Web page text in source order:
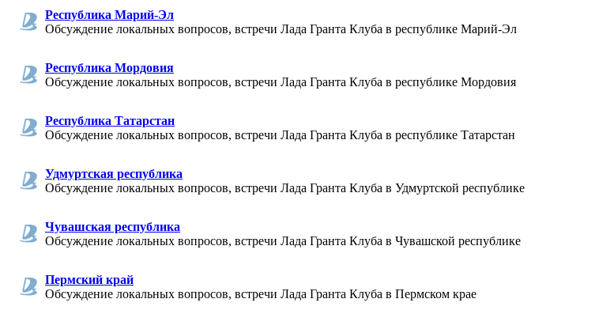
Республика Марий-Эл
Обсуждение локальных вопросов, встречи Лада Гранта Клуба в республике Марий-Эл
Республика Мордовия
Обсуждение локальных вопросов, встречи Лада Гранта Клуба в республике Мордовия
Республика Татарстан
Обсуждение локальных вопросов, встречи Лада Гранта Клуба в республике Татарстан
Удмуртская республика
Обсуждение локальных вопросов, встречи Лада Гранта Клуба в Удмуртской республике
Чувашская республика
Обсуждение локальных вопросов, встречи Лада Гранта Клуба в Чувашской республике
Пермский край
Обсуждение локальных вопросов, встречи Лада Гранта Клуба в Пермском крае